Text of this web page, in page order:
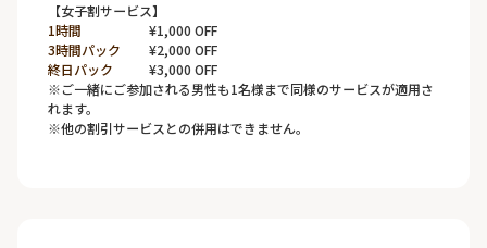
【女子割サービス】
1時間
¥1,000 OFF
3時間パック
¥2,000 OFF
終日パック
¥3,000 OFF
※ご一緒にご参加される男性も1名様まで同様のサービスが適用さ
れます。
※他の割引サービスとの併用はできません。